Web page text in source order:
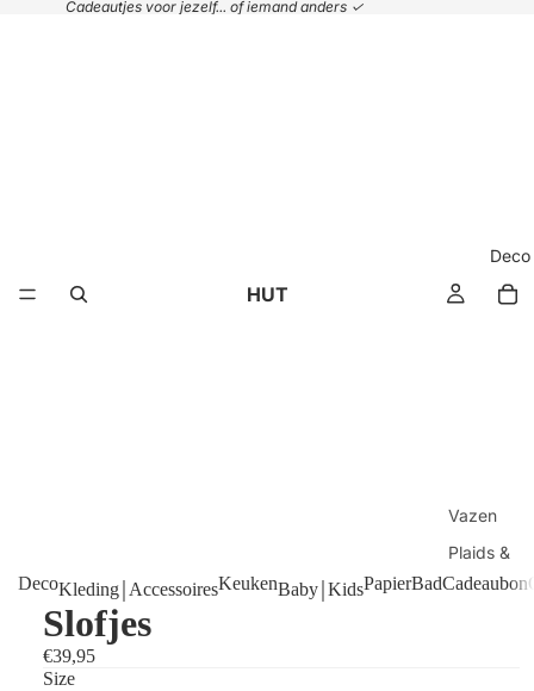
Cadeautjes voor jezelf... of iemand anders ✓
HUT
Deco
Vazen
Plaids &
kussens
DecoKleding￨AccessoiresKeukenBaby￨KidsPapierBadCadeaubon
Slofjes
€39,95
Size